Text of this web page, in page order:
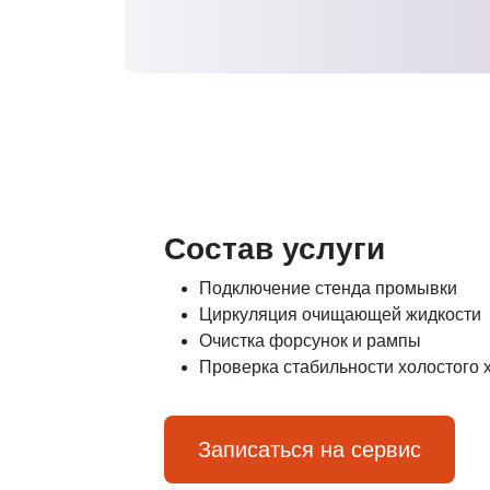
Состав услуги
Подключение стенда промывки
Циркуляция очищающей жидкости
Очистка форсунок и рампы
Проверка стабильности холостого
Записаться на сервис